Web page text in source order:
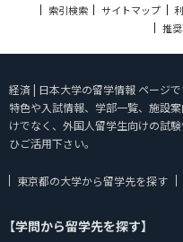
索引検索
サイトマップ
推
経済 | 日本大学の留学情報 ページで
特色や入試情報、学部一覧、施設
けでなく、外国人留学生向けの試
ひご活用下さい。
東京都の大学から留学先を探す
【学問から留学先を探す】